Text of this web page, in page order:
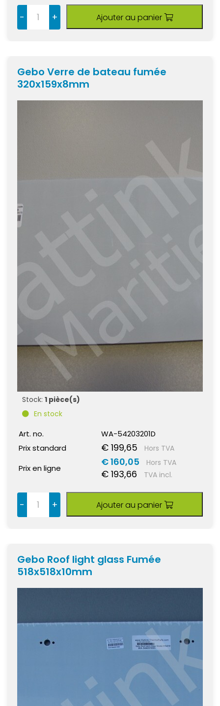
- + Ajouter au panier
Gebo Verre de bateau fumée
320x159x8mm
Stock: 1 pièce(s)
En stock
Art. no.
WA-54203201D
Prix standard
€ 199,65 Hors TVA
Prix en ligne
€ 160,05 Hors TVA
€ 193,66 TVA incl.
- + Ajouter au panier
Gebo Roof light glass Fumée
518x518x10mm